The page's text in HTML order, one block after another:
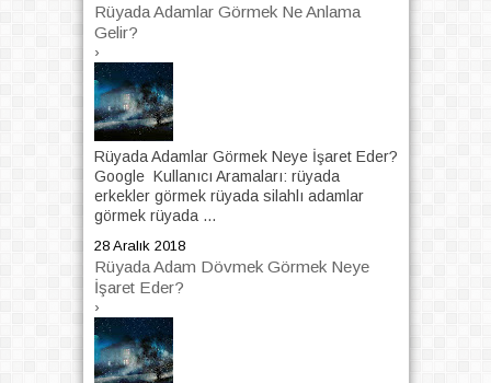
Rüyada Adamlar Görmek Ne Anlama
Gelir?
›
Rüyada Adamlar Görmek Neye İşaret Eder?
Google Kullanıcı Aramaları: rüyada
erkekler görmek rüyada silahlı adamlar
görmek rüyada ...
28 Aralık 2018
Rüyada Adam Dövmek Görmek Neye
İşaret Eder?
›